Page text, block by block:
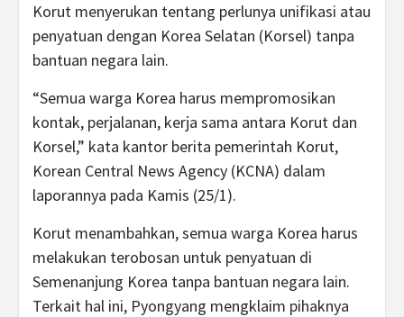
Korut menyerukan tentang perlunya unifikasi atau
penyatuan dengan Korea Selatan (Korsel) tanpa
bantuan negara lain.
“Semua warga Korea harus mempromosikan
kontak, perjalanan, kerja sama antara Korut dan
Korsel,” kata kantor berita pemerintah Korut,
Korean Central News Agency (KCNA) dalam
laporannya pada Kamis (25/1).
Korut menambahkan, semua warga Korea harus
melakukan terobosan untuk penyatuan di
Semenanjung Korea tanpa bantuan negara lain.
Terkait hal ini, Pyongyang mengklaim pihaknya